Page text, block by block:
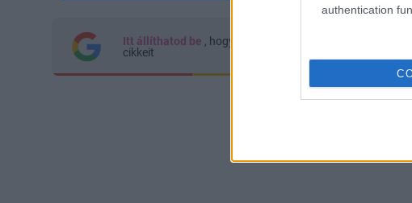
authentication
Itt állíthatod be , hogy a Google keresőben könnyebben
cikkeit